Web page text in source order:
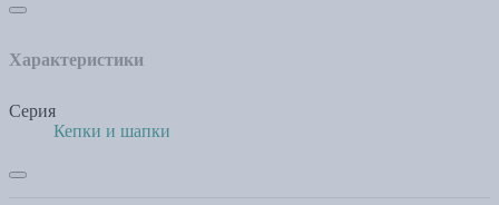
Характеристики
Серия
Кепки и шапки